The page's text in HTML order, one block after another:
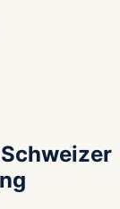
Schweizer